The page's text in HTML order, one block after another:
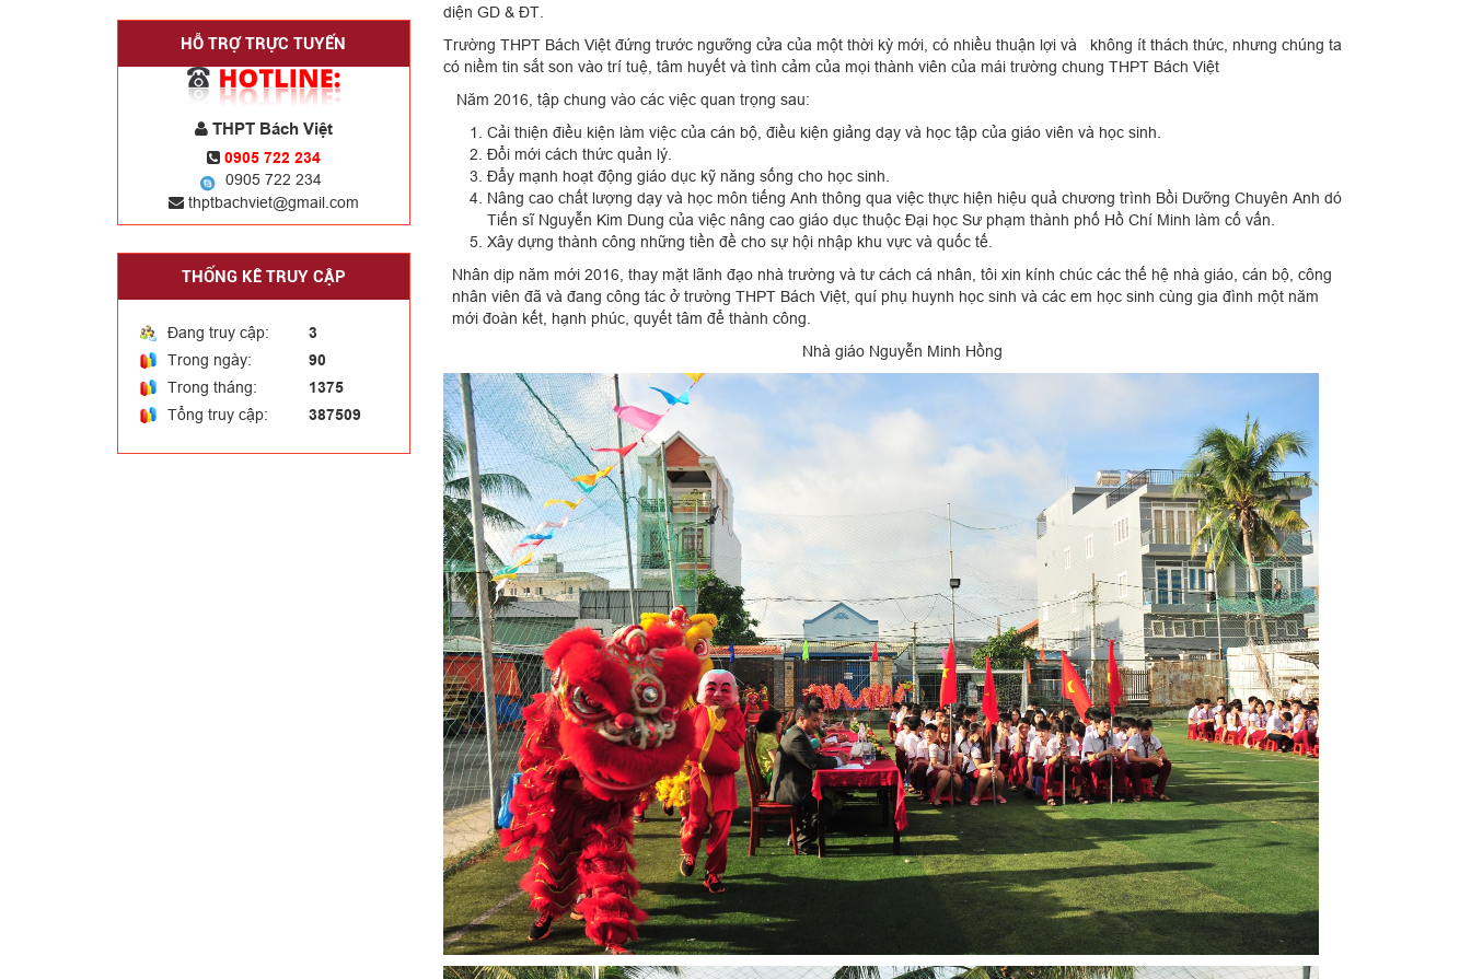
HỖ TRỢ TRỰC TUYẾN
THPT Bách Việt
0905 722 234
0905 722 234
thptbachviet@gmail.com
THỐNG KÊ TRUY CẬP
Đang truy cập:
3
Trong ngày:
90
Trong tháng:
1375
Tổng truy cập:
387509
diện GD & ĐT.
Trường THPT Bách Việt đứng trước ngưỡng cửa của một thời kỳ mới, có nhiều thuận lợi và không ít thách thức, nhưng chúng ta
có niềm tin sắt son vào trí tuệ, tâm huyết và tình cảm của mọi thành viên của mái trường chung THPT Bách Việt
Năm 2016, tập chung vào các việc quan trọng sau:
Cải thiện điều kiện làm việc của cán bộ, điều kiện giảng dạy và học tập của giáo viên và học sinh.
Đổi mới cách thức quản lý.
Đẩy mạnh hoạt động giáo dục kỹ năng sống cho học sinh.
Nâng cao chất lượng dạy và học môn tiếng Anh thông qua việc thực hiện hiệu quả chương trình Bồi Dưỡng Chuyên Anh dó
Tiến sĩ Nguyễn Kim Dung của việc nâng cao giáo dục thuộc Đại học Sư phạm thành phố Hồ Chí Minh làm cố vấn.
Xây dựng thành công những tiền đề cho sự hội nhập khu vực và quốc tế.
Nhân dịp năm mới 2016, thay mặt lãnh đạo nhà trường và tư cách cá nhân, tôi xin kính chúc các thế hệ nhà giáo, cán bộ, công
nhân viên đã và đang công tác ở trường THPT Bách Việt, quí phụ huynh học sinh và các em học sinh cùng gia đình một năm
mới đoàn kết, hạnh phúc, quyết tâm để thành công.
Nhà giáo Nguyễn Minh Hồng